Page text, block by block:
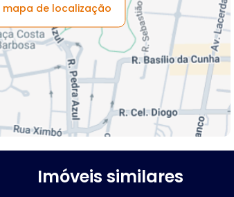
de localização
Imóveis similares